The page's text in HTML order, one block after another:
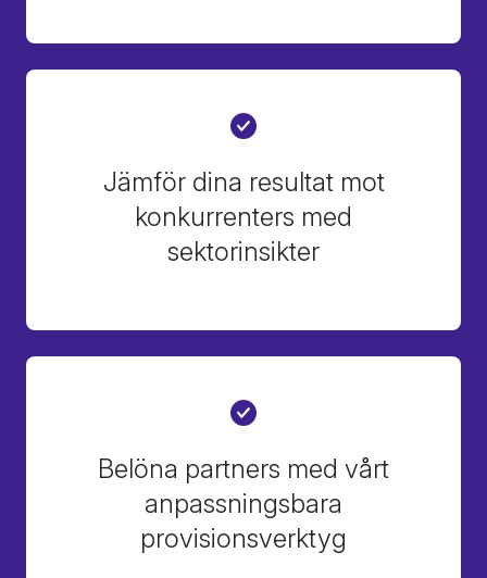
Jämför dina resultat mot
konkurrenters med
sektorinsikter
Belöna partners med vårt
anpassningsbara
provisionsverktyg